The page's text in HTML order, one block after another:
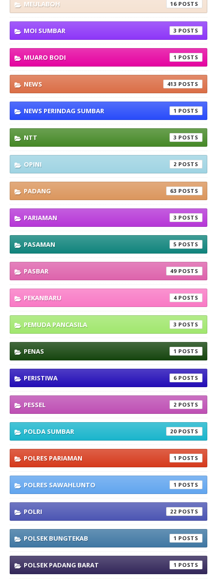
MEULABOH 16
MOI SUMBAR 3
MUARO BODI 1
NEWS 413
NEWS PERINDAG SUMBAR 1
NTT 3
OPINI 2
PADANG 63
PARIAMAN 3
PASAMAN 5
PASBAR 49
PEKANBARU 4
PEMUDA PANCASILA 3
PENAS 1
PERISTIWA 6
PESSEL 2
POLDA SUMBAR 20
POLRES PARIAMAN 1
POLRES SAWAHLUNTO 1
POLRI 22
POLSEK BUNGTEKAB 1
POLSEK PADANG BARAT 1